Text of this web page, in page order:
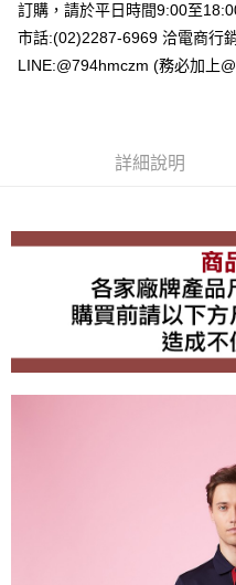
街口支付
悠遊付
全家取貨付款
每筆NT$60，滿NT$1,500(含以
7-11取貨付款
每筆NT$60，滿NT$1,500(含以
宅配
每筆NT$80，滿NT$1,500(含以
訂購，請於平日時間9:00至
市話:(02)2287-6969 洽電商行
LINE:@794hmczm (務必加上
詳細說明